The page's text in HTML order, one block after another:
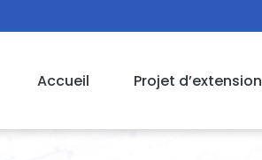
Accueil Projet d’extension